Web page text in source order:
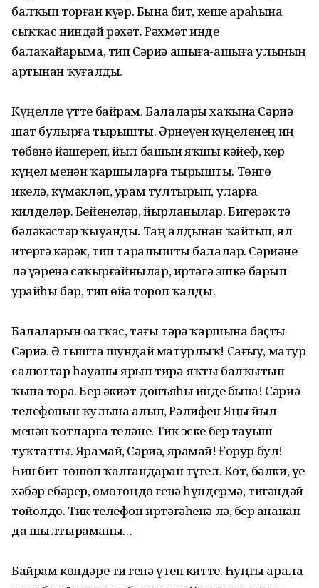
балҡып торған күҙҙәр. Бына бит, кеше араһына
сыҡҡас ниндәй рәхәт. Рәхмәт инде
балаҡайҙарыма, тип Сәриә ашыға-ашыға улының
артынан ҡуҙғалды.
Күңелле үтте байрам. Балалары хаҡына Сәриә
шат булырға тырышты. Әрнеүен күңеленең иң
төбөнә йәшереп, йыл башын яҡшы кәйеф, көр
күңел менән ҡаршыларға тырышты. Төнгө
икелә, күмәкләп, урам тултырып, уларға
килделәр. Бейенеләр, йырланылар. Бигерәк тә
бәләкәстәр ҡыуанды. Таң алдынан ҡайтып, ял
итергә кәрәк, тип таралышты балалар. Сәриәне
лә үҙҙәренә саҡырғайнылар, иртәгә эшкә барып
урайһы бар, тип өйҙә тороп ҡалды.
Балаларын оҙатҡас, тағы тәҙрә ҡаршына баҫты
Сәриә. Ә тышта шундай матурлыҡ! Сағыу, матур
салюттар һауаны ярып тирә-яҡты балҡытып
ҡына тора. Бер әкиәт донъяһы инде бына! Сәриә
телефонын ҡулына алып, Рәлифен Яңы йыл
менән ҡотларға теләне. Тик эске бер тауыш
туҡтатты. Ярамай, Сәриә, ярамай! Ғорур бул!
Һин бит төшөп ҡалғандарҙан түгел. Көт, бәлки, үҙе
хәбәр ебәрер, өмөтөңдө генә һүндермә, тигәндәй
тойолдо. Тик телефон иртәгәһенә лә, бер аҙнанан
да шылтыраманы…
Байрам көндәре тиҙ генә үтеп китте. Һуңғы арала